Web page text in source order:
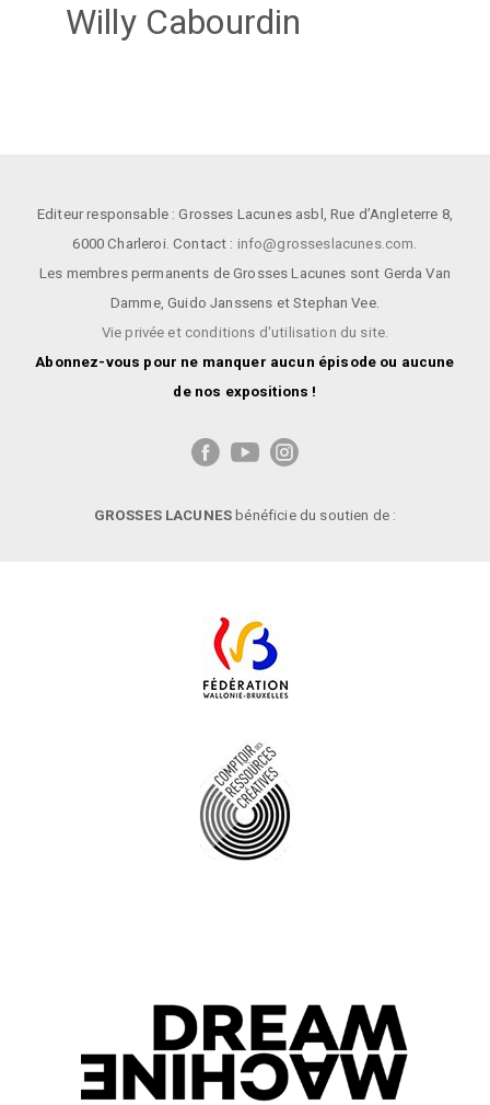
Willy Cabourdin
Editeur responsable : Grosses Lacunes asbl, Rue d’Angleterre 8,
6000 Charleroi. Contact : info@grosseslacunes.com
Les membres permanents de Grosses Lacunes sont Gerda Van
Damme,Guido Janssens etStephan Vee.
Vie privée et conditions d'utilisation du site.
Abonnez-vous pour ne manquer aucun épisode ou aucune
de nos expositions !
GROSSES LACUNESbénéficie du soutien de :